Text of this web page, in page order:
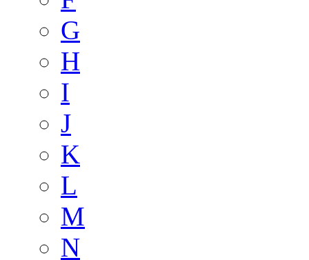
G
H
I
J
K
L
M
N